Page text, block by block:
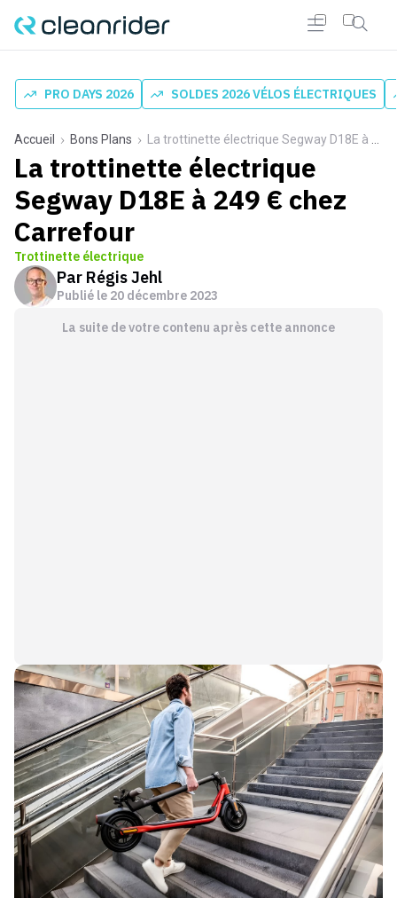
PRO DAYS 2026 SOLDES 2026 VÉLOS ÉLECTRIQUES
Accueil Bons Plans La trottinette électrique Segway D18E à 249 € chez Carrefour
La trottinette électrique
Segway D18E à 249 € chez
Carrefour
Trottinette électrique
Par Régis Jehl
Publié le 20 décembre 2023
La suite de votre contenu après cette annonce